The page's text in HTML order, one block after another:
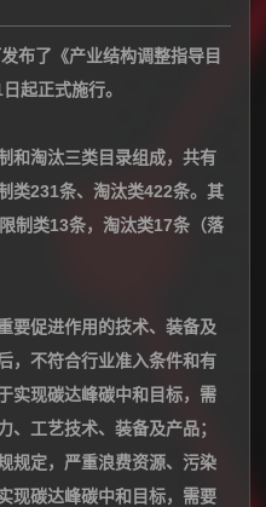
布了《产业结构调整指导目
起正式施行。
和淘汰三类目录组成，共有
类231条、淘汰类422条。其
制类13条，淘汰类17条（落
要促进作用的技术、装备及
，不符合行业准入条件和有
实现碳达峰碳中和目标，需
、工艺技术、装备及产品；
规定，严重浪费资源、污染
现碳达峰碳中和目标，需要